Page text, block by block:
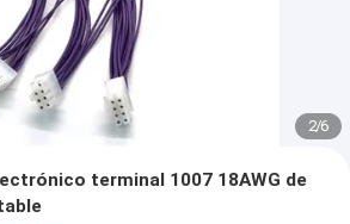
2/6
terminal 1007 18AWG de